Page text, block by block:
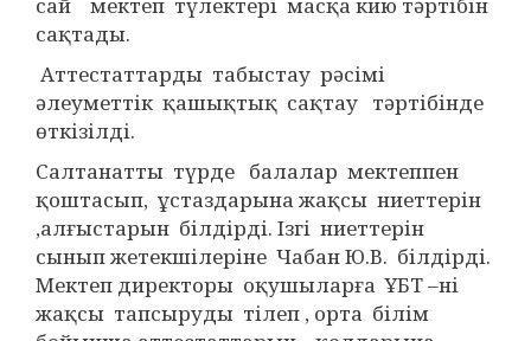
сақтады.
Аттестаттарды табыстау рәсімі
әлеуметтік қашықтық сақтау тәртібінде
өткізілді.
Салтанатты түрде балалар мектеппен
қоштасып, ұстаздарына жақсы ниеттерін
,алғыстарын білдірді. Ізгі ниеттерін
сынып жетекшілеріне Чабан Ю.В. білдірді.
Мектеп директоры оқушыларға ҰБТ –ні
жақсы тапсыруды тілеп , орта білім